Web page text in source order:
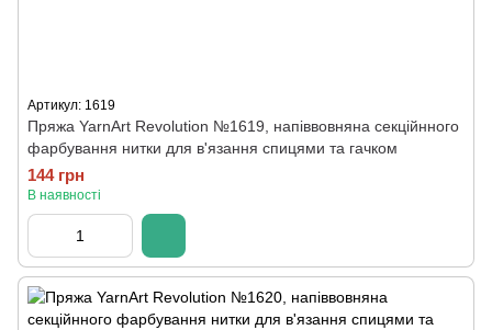
Артикул: 1619
Пряжа YarnArt Revolution №1619, напіввовняна секційнного
фарбування нитки для в'язання спицями та гачком
144 грн
В наявності